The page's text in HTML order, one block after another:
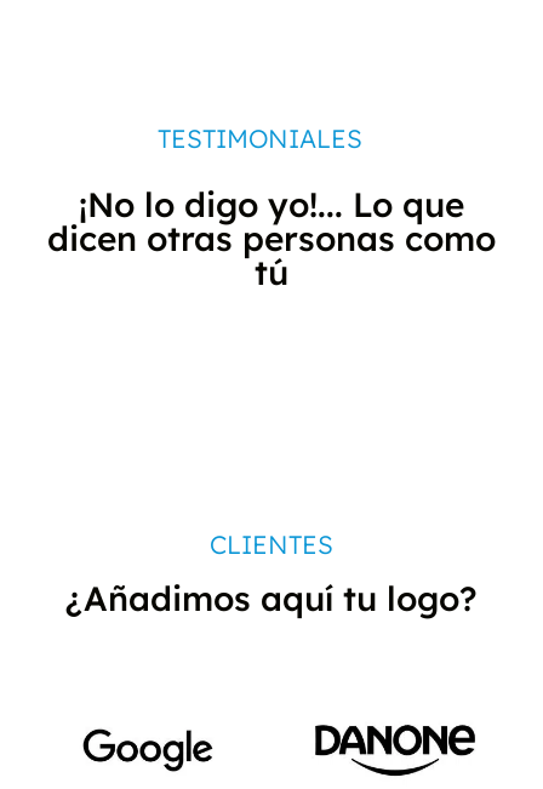
TESTIMONIALES
¡No lo digo yo!... Lo que
dicen otras personas como
tú
CLIENTES
¿Añadimos aquí tu logo?